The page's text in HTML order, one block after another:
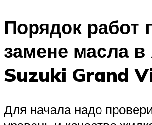
Порядок работ
замене масла
Suzuki Grand
Для начала надо